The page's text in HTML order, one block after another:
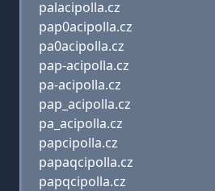
palacipolla.cz
pap0acipolla.cz
pa0acipolla.cz
pap-acipolla.cz
pa-acipolla.cz
pap_acipolla.cz
pa_acipolla.cz
papcipolla.cz
papaqcipolla.cz
papqcipolla.cz